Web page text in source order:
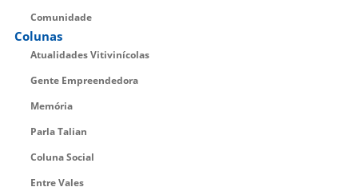
Comunidade
Colunas
Atualidades Vitivinícolas
Gente Empreendedora
Memória
Parla Talian
Coluna Social
Entre Vales